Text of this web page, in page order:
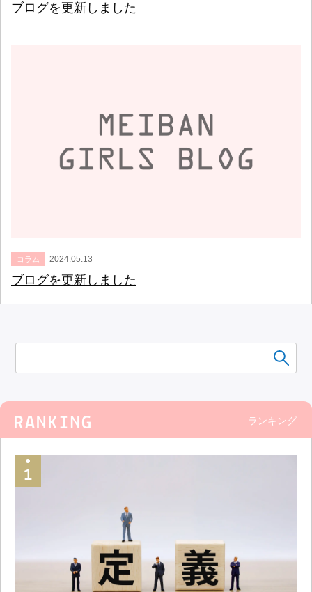
ランキング
ブログを更新しました
コラム 2024.05.13
ブログを更新しました